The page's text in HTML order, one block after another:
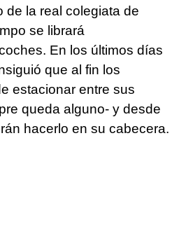
de la real colegiata de
se librará
En los últimos días
que al fin los
estacionar entre sus
queda alguno- y desde
hacerlo en su cabecera.